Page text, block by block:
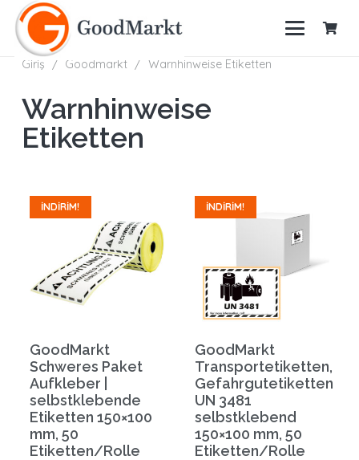
Giriş / Goodmarkt / Warnhinweise Etiketten
Warnhinweise
Etiketten
İNDIRIM!
GoodMarkt
Schweres Paket
Aufkleber |
selbstklebende
Etiketten 150×100
mm, 50
Etiketten/Rolle
İNDIRIM!
GoodMarkt
Transportetiketten,
Gefahrgutetiketten
UN 3481
selbstklebend
150×100 mm, 50
Etiketten/Rolle